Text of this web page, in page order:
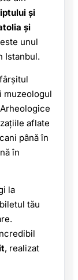
și
și
unul
Istanbul.
muzeologul
aflate
până în
în
la
tău
, realizat